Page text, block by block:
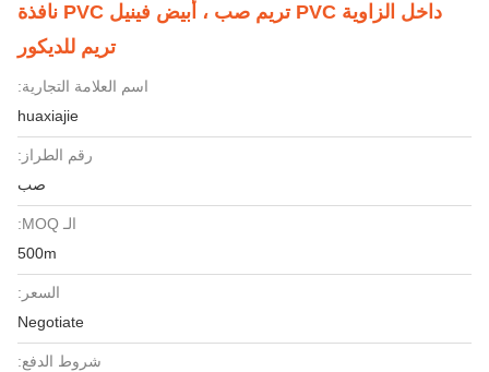
داخل الزاوية PVC تريم صب ، أبيض فينيل PVC نافذة
تريم للديكور
اسم العلامة التجارية:
huaxiajie
رقم الطراز:
صب
الـ MOQ:
500m
السعر:
Negotiate
شروط الدفع: